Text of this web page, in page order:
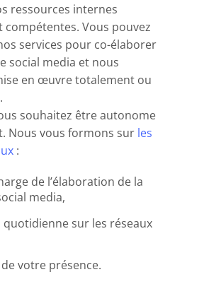
ressources internes
compétentes. Vous pouvez
services pour co-élaborer
social media et nous
en œuvre totalement ou
souhaitez être autonome
Nous vous formons sur les
:
de l’élaboration de la
media,
sur les réseaux
votre présence.